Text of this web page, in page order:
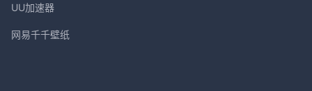
UU加速器
网易千千壁纸